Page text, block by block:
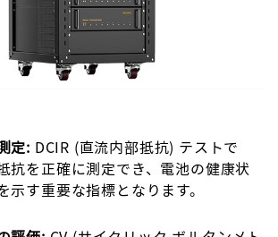
定: DCIR (直流内部抵抗) テストで
抗を正確に測定でき、電池の健康状
示す重要な指標となります。